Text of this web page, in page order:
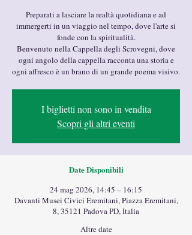
Preparati a lasciare la realtà quotidiana e ad
immergerti in un viaggio nel tempo, dove l'arte si
fonde con la spiritualità.
Benvenuto nella Cappella degli Scrovegni, dove
ogni angolo della cappella racconta una storia e
ogni affresco è un brano di un grande poema visivo.
I biglietti non sono in vendita
Scopri gli altri eventi
Date Disponibili
24 mag 2026, 14:45 – 16:15
Davanti Musei Civici Eremitani, Piazza Eremitani,
8, 35121 Padova PD, Italia
Altre date